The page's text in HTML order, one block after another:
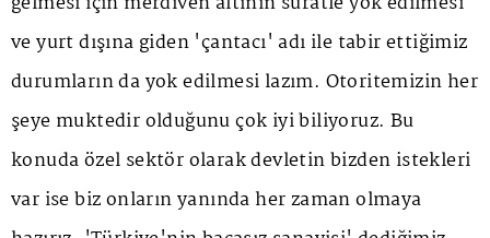
ve yurt dışına giden 'çantacı' adı ile tabir ettiğimiz
durumların da yok edilmesi lazım. Otoritemizin her
şeye muktedir olduğunu çok iyi biliyoruz. Bu
konuda özel sektör olarak devletin bizden istekleri
var ise biz onların yanında her zaman olmaya